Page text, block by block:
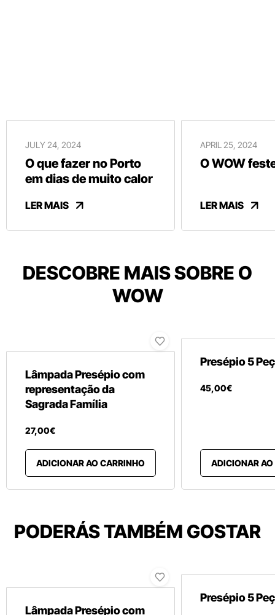
JULY 24, 2024
O que fazer no Porto
em dias de muito calor
LER MAIS
APRIL 25, 2024
O WOW
LER MAIS
DESCOBRE MAIS SOBRE O
WOW
Lâmpada Presépio com
representação da
Sagrada Família
27,00€
ADICIONAR AO CARRINHO
Presépio 5
45,00€
ADICIONAR
PODERÁS TAMBÉM GOSTAR
Lâmpada Presépio com
Presépio 5